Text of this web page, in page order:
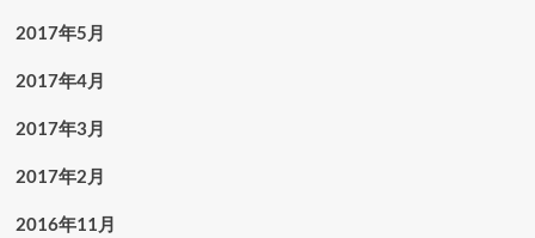
2017年5月
2017年4月
2017年3月
2017年2月
2016年11月